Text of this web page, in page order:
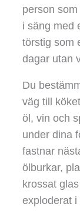
person
i säng med
törstig som
dagar utan
Du
väg till
öl, vin och
under dina
fastnar
ölburkar,
krossat
exploderat i